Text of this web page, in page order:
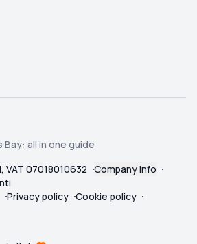
Bay: all in one guide
VAT 07018010632 Company Info
Privacy policy Cookie policy